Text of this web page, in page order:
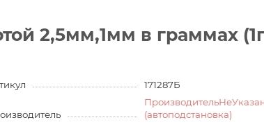
2,5мм,1мм в граммах
171287Б
(автоподстановка)